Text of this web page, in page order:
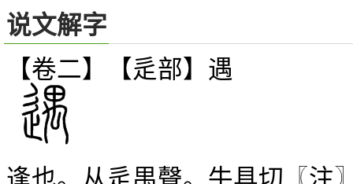
说文解字
【卷二】【辵部】 遇